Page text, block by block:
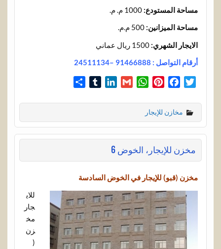
مساحة المستودع:
مساحة الميزانين:
الايجار الشهري:
أرقام التواصل : 91466888 –24511134
i
t
t
e
r
c
e
b
o
o
k
n
t
e
r
e
s
t
W
a
s
A
p
p
a
l
n
e
d
n
m
l
r
a
e
مخازن للإيجار
مخزن للإيجار، الخوض 6
مخزن (قبو) للإيجار في الخوض السادسة
للاي
جار
مخ
زن
(